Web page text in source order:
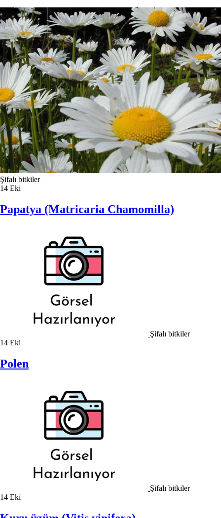
Şifalı bitkiler
14 Eki
Papatya (Matricaria Chamomilla)
Şifalı bitkiler
14 Eki
Polen
Şifalı bitkiler
14 Eki